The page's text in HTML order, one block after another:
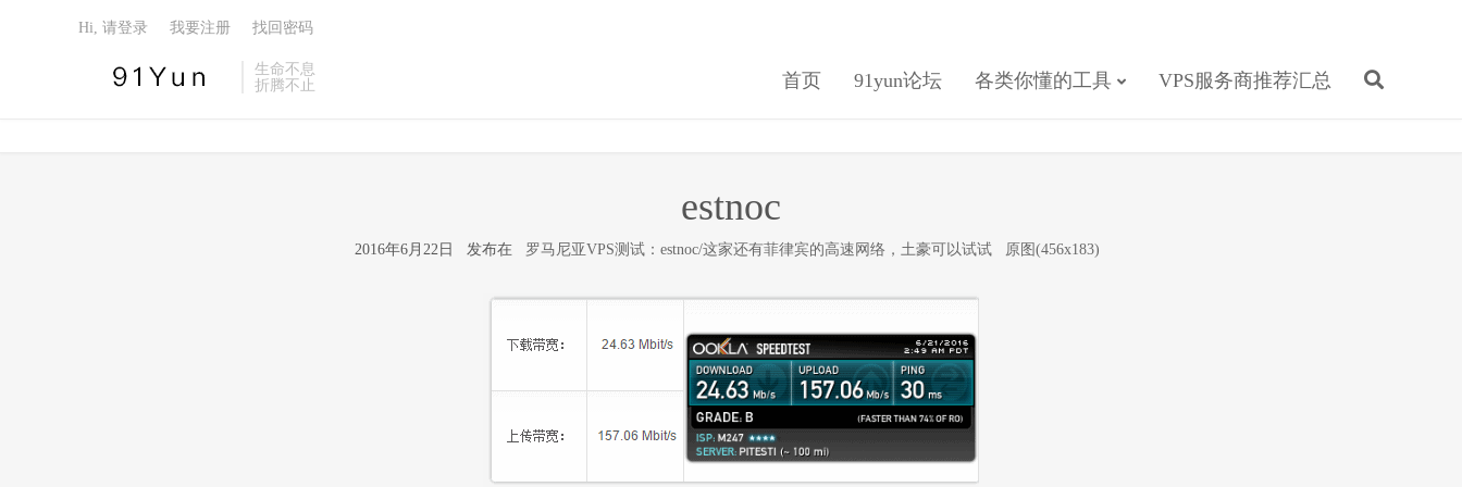
生命不息
折腾不止
首页 91yun论坛 各类你懂的工具 VPS服务商推荐汇总
Hi, 请登录 我要注册 找回密码
estnoc
2016年6月22日 发布在 罗马尼亚VPS测试：estnoc/这家还有菲律宾的高速网络，土豪可以试试 原图(456x183)